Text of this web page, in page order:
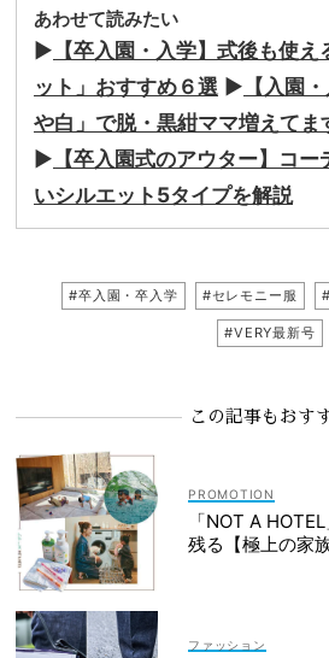
あわせて読みたい
▶︎ 【卒入園・入学】式後も使
ット」おすすめ６選 ▶︎ 【入園
や白」で脱・黒紺ママ増えてま
▶︎ 【卒入園式のアウター】コ
いシルエット5タイプを解説
#卒入園・卒入学 #セレモニー服
#VERY最新号
この記事もおす
「NOT A
残る【極上の家
ファッション